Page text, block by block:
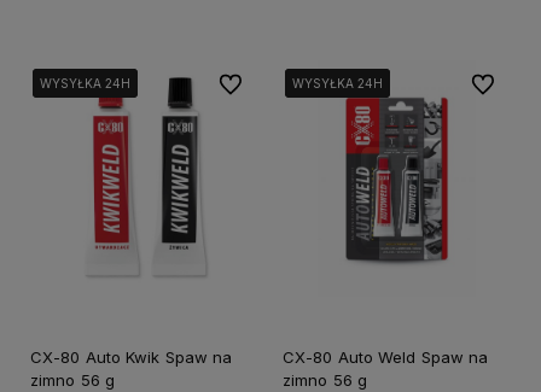
WYSYŁKA 24H
WYSYŁKA 24H
WYSYŁKA 24H
CX-80 Auto Kwik Spaw na
zimno 56 g
Do ulubionychWYSYŁKA 24H
WYSYŁKA 24H
WYSYŁKA 24H
CX-80 Auto Weld Spaw na
zimno 56 g
Do